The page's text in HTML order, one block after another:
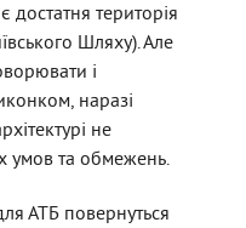
достатня територія
Шляху). Але
і
наразі
не
умов та обмежень.
АТБ повернуться